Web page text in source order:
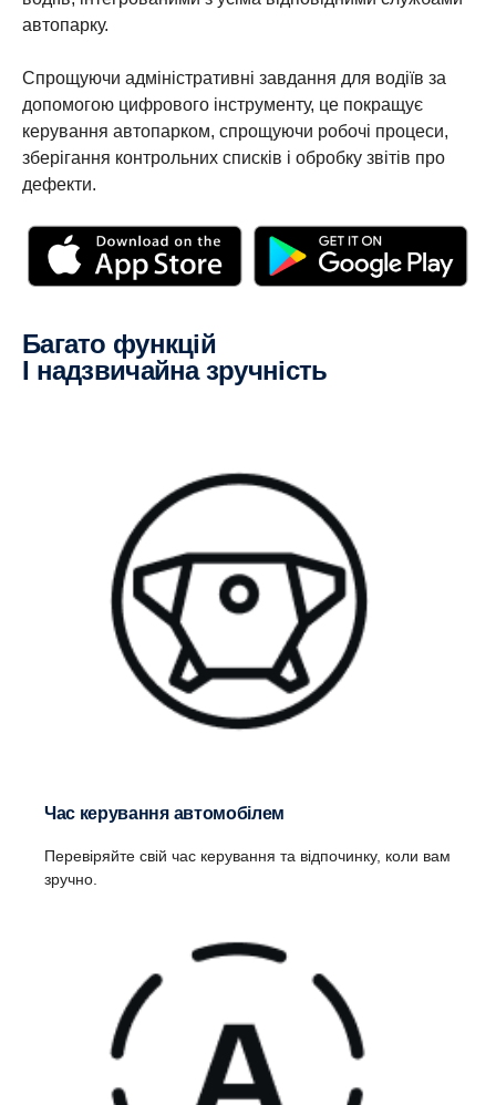
автопарку.
Спрощуючи адміністративні завдання для водіїв за
допомогою цифрового інструменту, це покращує
керування автопарком, спрощуючи робочі процеси,
зберігання контрольних списків і обробку звітів про
дефекти.
Багато функцій
і надзвичайна зручність
Час керування автомобілем
Перевіряйте свій час керування та відпочинку, коли вам
зручно.